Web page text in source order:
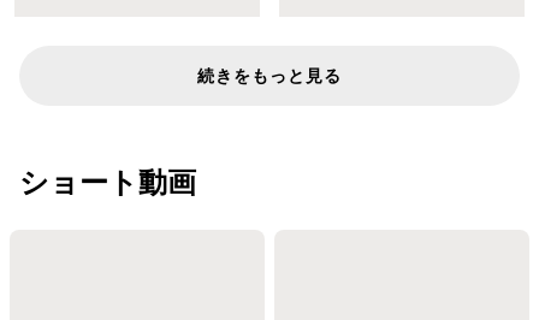
続きをもっと見る
ショート動画